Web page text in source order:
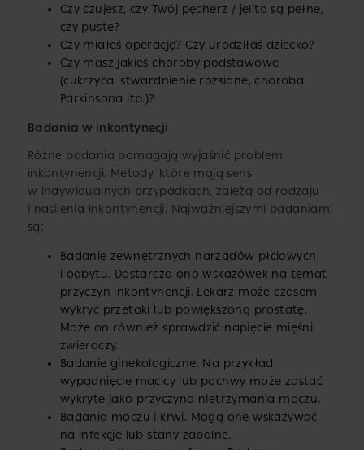
Czy czujesz, czy Twój pęcherz / jelita są pełne,
czy puste?
Czy miałeś operację? Czy urodziłaś dziecko?
Czy masz jakieś choroby podstawowe
(cukrzyca, stwardnienie rozsiane, choroba
Parkinsona itp.)?
Badania w inkontynecji
Różne badania pomagają wyjaśnić problem
inkontynencji. Metody, które mają sens
w indywidualnych przypadkach, zależą od rodzaju
i nasilenia inkontynencji. Najważniejszymi badaniami
są:
Badanie zewnętrznych narządów płciowych
i odbytu. Dostarcza ono wskazówek na temat
przyczyn inkontynencji. Lekarz może czasem
wykryć przetoki lub powiększoną prostatę.
Może on również sprawdzić napięcie mięśni
zwieraczy.
Badanie ginekologiczne. Na przykład
wypadnięcie macicy lub pochwy może zostać
wykryte jako przyczyna nietrzymania moczu.
Badania moczu i krwi. Mogą one wskazywać
na infekcje lub stany zapalne.